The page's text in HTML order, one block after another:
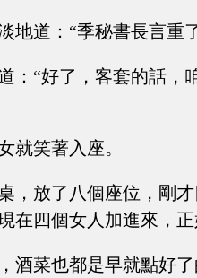
地道：“季秘書長言重
：“好了，客套的話，
就笑著入座。
，放了八個座位，剛
在四個女人加進來，
酒菜也都是早就點好